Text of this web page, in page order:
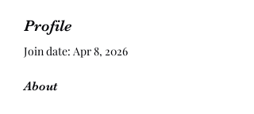
Profile
Join date: Apr 8, 2026
About